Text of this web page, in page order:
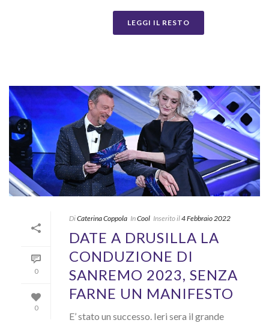
LEGGI IL RESTO
0
0
DiCaterina Coppola InCool Inserito il4 Febbraio 2022
DATE A DRUSILLA LA
CONDUZIONE DI
SANREMO 2023, SENZA
FARNE UN MANIFESTO
E’ stato un successo. Ieri sera il grande